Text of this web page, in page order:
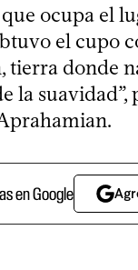
ocupa el
el cupo
tierra donde
la
en Google